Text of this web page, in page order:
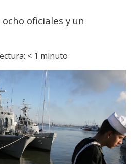
oficiales y un
< 1 minuto